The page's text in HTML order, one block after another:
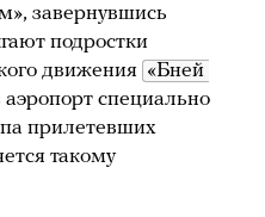
завернувшись
подростки
движения «Бней
специально
прилетевших
такому